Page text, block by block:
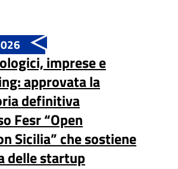
imprese e
approvata la
definitiva
Fesr “Open
Sicilia” che sostiene
delle startup